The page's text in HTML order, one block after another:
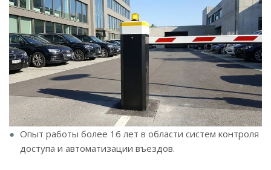
Опыт работы более 16 лет в области систем контроля
доступа и автоматизации въездов.